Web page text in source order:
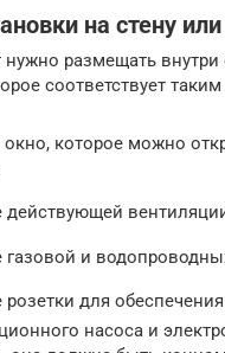
на стену
нужно размещать внутри
соответствует
окно, которое можно
действующей
газовой и
для
насоса и